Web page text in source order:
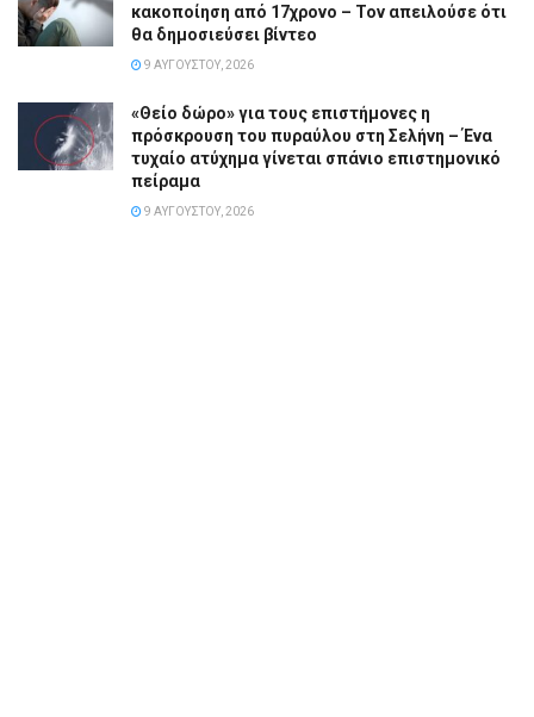
κακοποίηση από 17χρονο – Τον απειλούσε ότι
θα δημοσιεύσει βίντεο
9 ΑΥΓΟΎΣΤΟΥ, 2026
«Θείο δώρο» για τους επιστήμονες η
πρόσκρουση του πυραύλου στη Σελήνη – Ένα
τυχαίο ατύχημα γίνεται σπάνιο επιστημονικό
πείραμα
9 ΑΥΓΟΎΣΤΟΥ, 2026